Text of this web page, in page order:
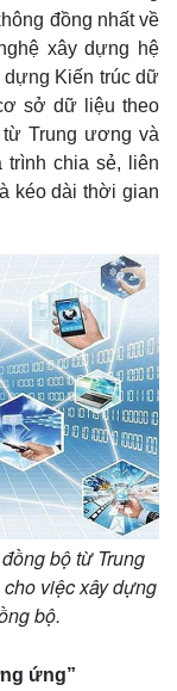
đồng nhất về
xây dựng hệ
dựng Kiến trúc dữ
sở dữ liệu theo
Trung ương và
trình chia sẻ, liên
kéo dài thời gian
bộ từ Trung
việc xây dựng
bộ.
ứng”